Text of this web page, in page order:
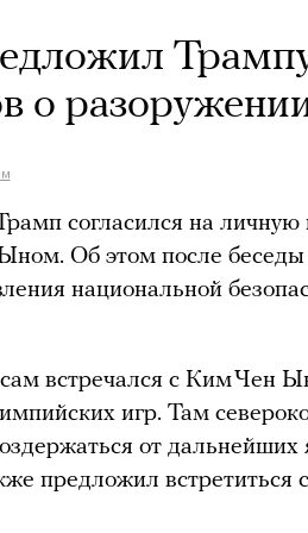
Трампу
о
согласился на личную
Об этом после
национальной
встречался с Ким Чен
игр. Там
от дальнейших
предложил встретиться